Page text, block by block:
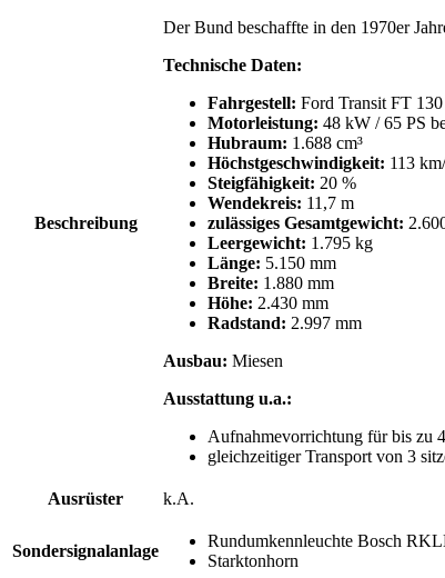
Beschreibung
Der Bund beschaffte in den 1970er
Technische Daten:
Fahrgestell: Ford Transit FT
Motorleistung: 48 kW / 65 PS
Hubraum: 1.688 cm³
Höchstgeschwindigkeit: 113
Steigfähigkeit: 20 %
Wendekreis: 11,7 m
zulässiges Gesamtgewicht:
Leergewicht: 1.795 kg
Länge: 5.150 mm
Breite: 1.880 mm
Höhe: 2.430 mm
Radstand: 2.997 mm
Ausbau: Miesen
Ausstattung u.a.:
Aufnahmevorrichtung für bis zu
gleichzeitiger Transport von 3
Ausrüster k.A.
Sondersignalanlage
Rundumkennleuchte Bosch
Starktonhorn